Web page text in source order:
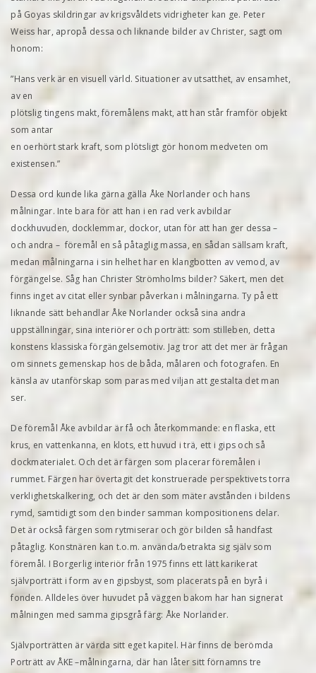
på Goyas skildringar av krigsvåldets vidrigheter kan ge. Peter
Weiss har, apropå dessa och liknande bilder av Christer, sagt om
honom:
”Hans verk är en visuell värld. Situationer av utsatthet, av ensamhet,
av en
plötslig tingens makt, föremålens makt, att han står framför objekt
som antar
en oerhört stark kraft, som plötsligt gör honom medveten om
existensen.”
Dessa ord kunde lika gärna gälla Åke Norlander och hans
målningar. Inte bara för att han i en rad verk avbildar
dockhuvuden, docklemmar, dockor, utan för att han ger dessa –
och andra – föremål en så påtaglig massa, en sådan sällsam kraft,
medan målningarna i sin helhet har en klangbotten av vemod, av
förgängelse. Såg han Christer Strömholms bilder? Säkert, men det
finns inget av citat eller synbar påverkan i målningarna. Ty på ett
liknande sätt behandlar Åke Norlander också sina andra
uppställningar, sina interiörer och porträtt: som stilleben, detta
konstens klassiska förgängelsemotiv. Jag tror att det mer är frågan
om sinnets gemenskap hos de båda, målaren och fotografen. En
känsla av utanförskap som paras med viljan att gestalta det man
ser.
De föremål Åke avbildar är få och återkommande: en flaska, ett
krus, en vattenkanna, en klots, ett huvud i trä, ett i gips och så
dockmaterialet. Och det är färgen som placerar föremålen i
rummet. Färgen har övertagit det konstruerade perspektivets torra
verklighetskalkering, och det är den som mäter avstånden i bildens
rymd, samtidigt som den binder samman kompositionens delar.
Det är också färgen som rytmiserar och gör bilden så handfast
påtaglig. Konstnären kan t.o.m. använda/betrakta sig själv som
föremål. I Borgerlig interiör från 1975 finns ett lätt karikerat
självporträtt i form av en gipsbyst, som placerats på en byrå i
fonden. Alldeles över huvudet på väggen bakom har han signerat
målningen med samma gipsgrå färg: Åke Norlander.
Självporträtten är värda sitt eget kapitel. Här finns de berömda
Porträtt av ÅKE –målningarna, där han låter sitt förnamns tre